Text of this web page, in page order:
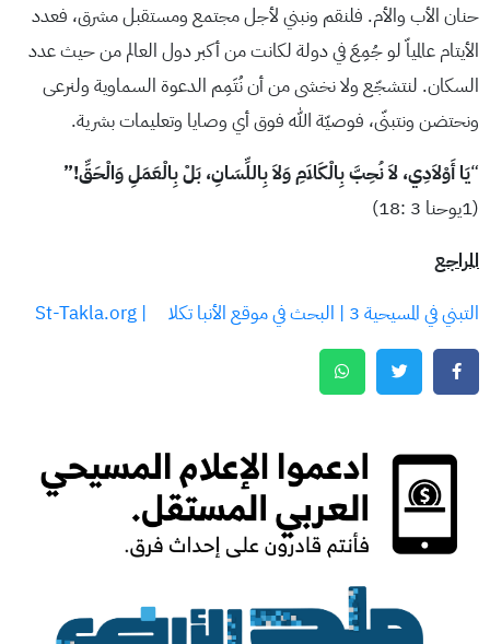
حنان الأب والأم. فلنقم ونبني لأجل مجتمع ومستقبل مشرق، فعدد
الأيتام عالمياّ لو جُمِعَ في دولة لكانت من أكبر دول العالم من حيث عدد
السكان. لنتشجّع ولا نخشى من أن نُتَمِم الدعوة السماوية ولنرعى
ونحتضن ونتبنّى، فوصيّة الله فوق أي وصايا وتعليمات بشرية.
“يَا أَوْلاَدِي، لاَ نُحِبَّ بِالْكَلاَمِ وَلاَ بِاللِّسَانِ، بَلْ بِالْعَمَلِ وَالْحَقِّ!”
(1يوحنا 3 :18)
المراجع
التبني في المسيحية 3 | البحث في موقع الأنبا تكلا | St-Takla.org